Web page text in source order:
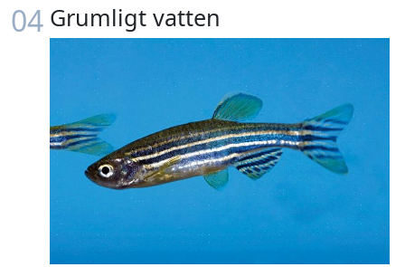
04 Grumligt vatten